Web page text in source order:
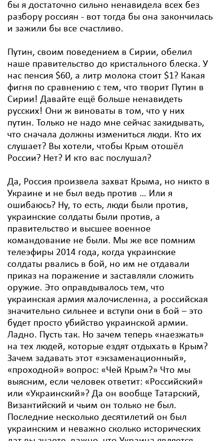
бы я достаточно сильно ненавидела всех без
разбору россиян - вот тогда бы она закончилась
и зажили бы все счастливо.
Путин, своим поведением в Сирии, обелил
наше правительство до кристального блеска. У
нас пенсия $60, а литр молока стоит $1? Какая
фигня по сравнению с тем, что творит Путин в
Сирии! Давайте ещё больше ненавидеть
русских! Они ж виноваты в том, что у них
путин. Только не надо мне сейчас закидывать,
что сначала должны измениться люди. Кто их
слушает? Вы хотели, чтобы Крым отошёл
России? Нет? И кто вас послушал?
Да, Россия произвела захват Крыма, но никто в
Украине и не был ведь против … Или я
ошибаюсь? Ну, то есть, люди были против,
украинские солдаты были против, а
правительство и высшее военное
командование не были. Мы же все помним
телеэфиры 2014 года, когда украинские
солдаты рвались в бой, но им не отдавали
приказ на поражение и заставляли сложить
оружие. Это оправдывалось тем, что
украинская армия малочисленна, а российская
значительно сильнее и вступи они в бой – это
будет просто убийство украинской армии.
Ладно. Пусть так. Но зачем теперь «наезжать»
на тех людей, которые ездят отдыхать в Крым?
Зачем задавать этот «экзаменационный»,
«проходной» вопрос: «Чей Крым?» Что мы
выясним, если человек ответит: «Российский»
или «Украинский»? Да он вообще Татарский,
Византийский и чьим он только не был.
Последние несколько десятилетий он был
украинским и неважно сколько исторических